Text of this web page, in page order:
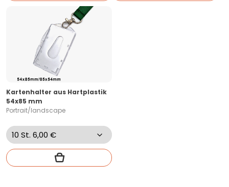
Kartenhalter aus Hartplastik
54x85 mm
Portrait/landscape